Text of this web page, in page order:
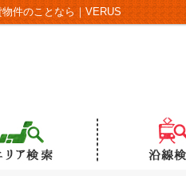
件のことなら｜VERUS